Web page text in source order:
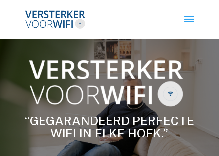
“GEGARANDEERD PERFECTE
WIFI IN ELKE HOEK.”